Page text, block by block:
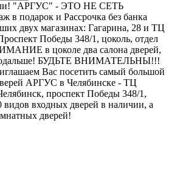
"АРГУС" - ЭТО НЕ СЕТЬ
подарок и Рассрочка без банка
двух магазинах: Гагарина, 28 и ТЦ
Победы 348/1, цоколь, отдел
в цоколе два салона дверей,
БУДЬТЕ ВНИМАТЕЛЬНЫ!!!
Вас посетить самый большой
АРГУС в Челябинске - ТЦ
проспект Победы 348/1,
видов входных дверей в наличии, а
дверей!